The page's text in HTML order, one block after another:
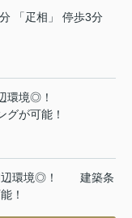
「疋相」 停歩3分
環境◎！
グが可能！
環境◎！
建築条
！